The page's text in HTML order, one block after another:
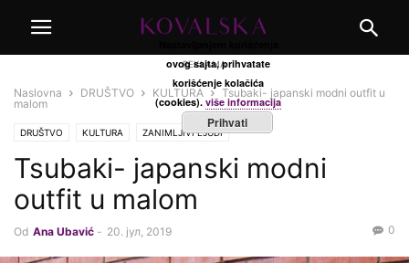
REKLAMA
Naslovna DRUŠTVO KULTURA
Tsubaki- japanski modni outfit u
malom
DRUŠTVO KULTURA ZANIMLJIVI LJUDI
Tsubaki- japanski modni
outfit u malom
Od Ana Ubavić - 20. јул, 2019 0
ovog sajta, prihvatate
korišćenje kolačića
(cookies). više informacija
Prihvati